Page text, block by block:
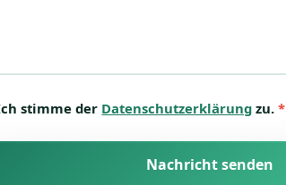
stimme der Datenschutzerklärung zu.*
Nachricht senden